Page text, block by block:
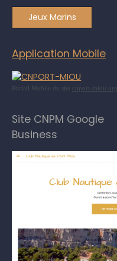
Jeux Marins
Application Mobile
Portail Mobile du site cnport-miou.org
Site CNPM Google
Business